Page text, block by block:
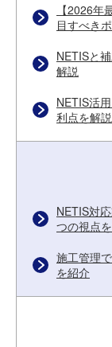
【2026
目すべき
NETISと
解説
NETIS活
利点を解説
NETIS対
つの視点
施工管理
を紹介